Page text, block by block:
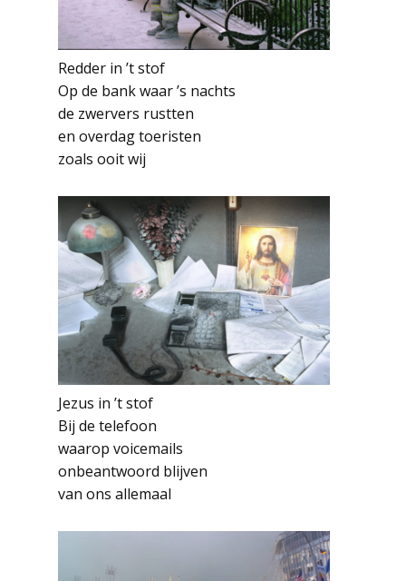
Redder in ’t stof
Op de bank waar ’s nachts
de zwervers rustten
en overdag toeristen
zoals ooit wij
Jezus in ’t stof
Bij de telefoon
waarop voicemails
onbeantwoord blijven
van ons allemaal